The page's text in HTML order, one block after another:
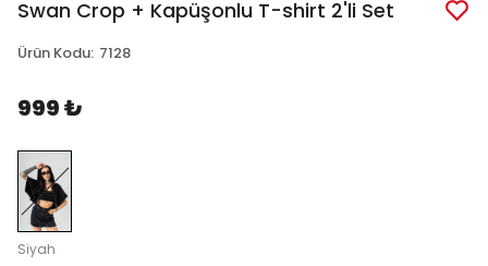
Swan Crop + Kapüşonlu T-shirt 2'li Set
Ürün Kodu: 7128
999 ₺
Siyah